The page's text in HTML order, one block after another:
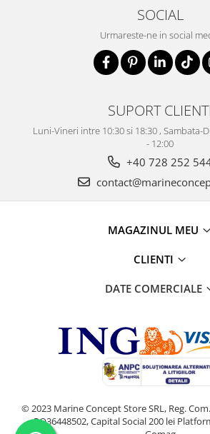
SOCIAL
Urmareste-ne in social
SUPORT CLIENTI
Luni-Vineri intre 10:30 si 18:30 , Sambata-
- 12:00
+40 728 252
MAGAZINUL MEU
CLIENTI
DATE COMERCIALE
© 2023 Marine Concept Store SRL, Reg.
RO36448502, Capital Social 200 lei